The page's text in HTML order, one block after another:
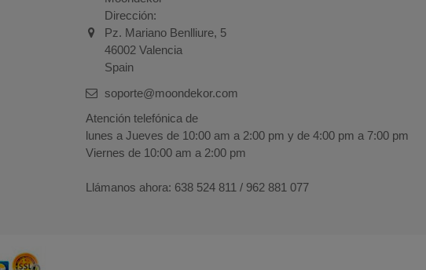
Dirección:
Pz. Mariano Benlliure, 5
46002 Valencia
Spain
soporte@moondekor.com
Atención telefónica de
lunes a Jueves de 10:00 am a 2:00 pm y de 4:00 pm a 7:00 pm
Viernes de 10:00 am a 2:00 pm
Llámanos ahora: 638 524 811 / 962 881 077